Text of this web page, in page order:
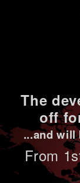
The
off
...and will
From